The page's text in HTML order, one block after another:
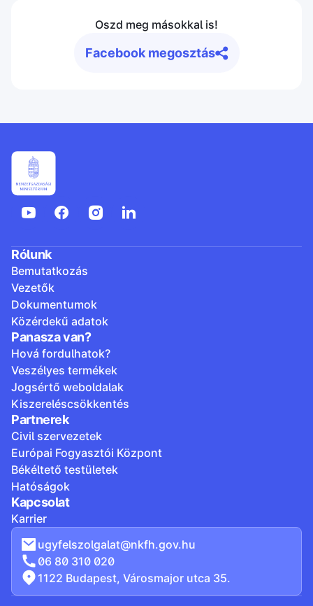
Oszd meg másokkal is!
Facebook megosztás
Rólunk
Bemutatkozás
Vezetők
Dokumentumok
Közérdekű adatok
Panasza van?
Hová fordulhatok?
Veszélyes termékek
Jogsértő weboldalak
Kiszereléscsökkentés
Partnerek
Civil szervezetek
Európai Fogyasztói Központ
Békéltető testületek
Hatóságok
Kapcsolat
Karrier
ugyfelszolgalat@nkfh.gov.hu
06 80 310 020
1122 Budapest, Városmajor utca 35.